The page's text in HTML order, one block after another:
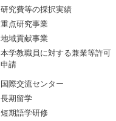
研究費等の採択実績
重点研究事業
地域貢献事業
本学教職員に対する兼業等許可
申請
国際交流センター
長期留学
短期語学研修